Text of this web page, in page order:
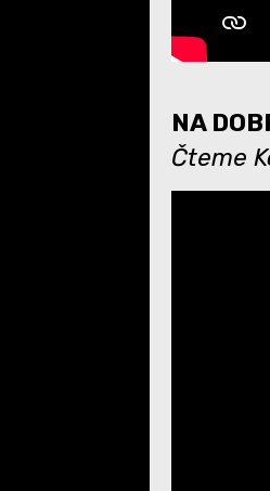
NA
Čteme